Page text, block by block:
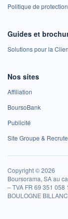
Politique de
Guides et
Solutions pour la
Nos sites
Affiliation
BoursoBank
Publicité
Site Groupe &
Copyright © 2026
Boursorama, SA au
– TVA FR 69 351
BOULOGNE